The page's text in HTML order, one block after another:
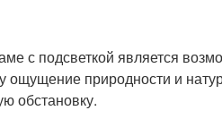
с подсветкой является
природности и
обстановку.